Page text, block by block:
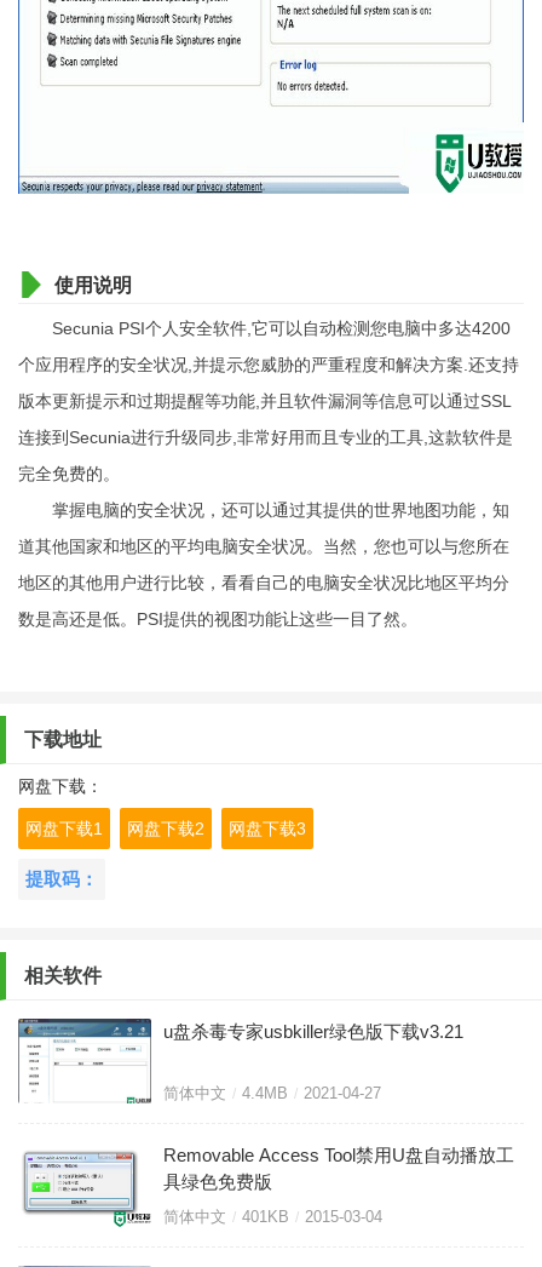
使用说明
Secunia PSI个人安全软件,它可以自动检测您电脑中多达4200
个应用程序的安全状况,并提示您威胁的严重程度和解决方案.还支持
版本更新提示和过期提醒等功能,并且软件漏洞等信息可以通过SSL
连接到Secunia进行升级同步,非常好用而且专业的工具,这款软件是
完全免费的。
掌握电脑的安全状况，还可以通过其提供的世界地图功能，知
道其他国家和地区的平均电脑安全状况。当然，您也可以与您所在
地区的其他用户进行比较，看看自己的电脑安全状况比地区平均分
数是高还是低。PSI提供的视图功能让这些一目了然。
下载地址
网盘下载：
网盘下载1 网盘下载2 网盘下载3
提取码：
相关软件
u盘杀毒专家usbkiller绿色版下载v3.21
简体中文 4.4MB 2021-04-27
Removable Access Tool禁用U盘自动播放工
具绿色免费版
简体中文 401KB 2015-03-04